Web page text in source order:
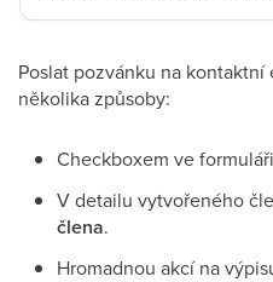
Poslat pozvánku na
několika způsoby:
Checkboxem ve
V detailu vytvořeného
člena.
Hromadnou akcí na